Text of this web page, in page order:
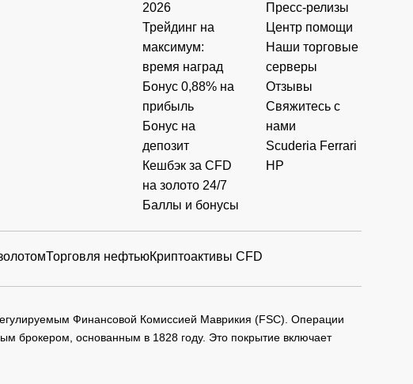
2026
Трейдинг на
максимум:
время наград
Бонус 0,88% на
прибыль
Бонус на
депозит
Кешбэк за CFD
на золото 24/7
Баллы и бонусы
Пресс-релизы
Центр помощи
Наши торговые
серверы
Отзывы
Свяжитесь с
нами
Scuderia Ferrari
HP
Торговля нефтьюКриптоактивы CFD
Финансовой Комиссией Маврикия (FSC). Операции
брокером, основанным в 1828 году. Это покрытие включает